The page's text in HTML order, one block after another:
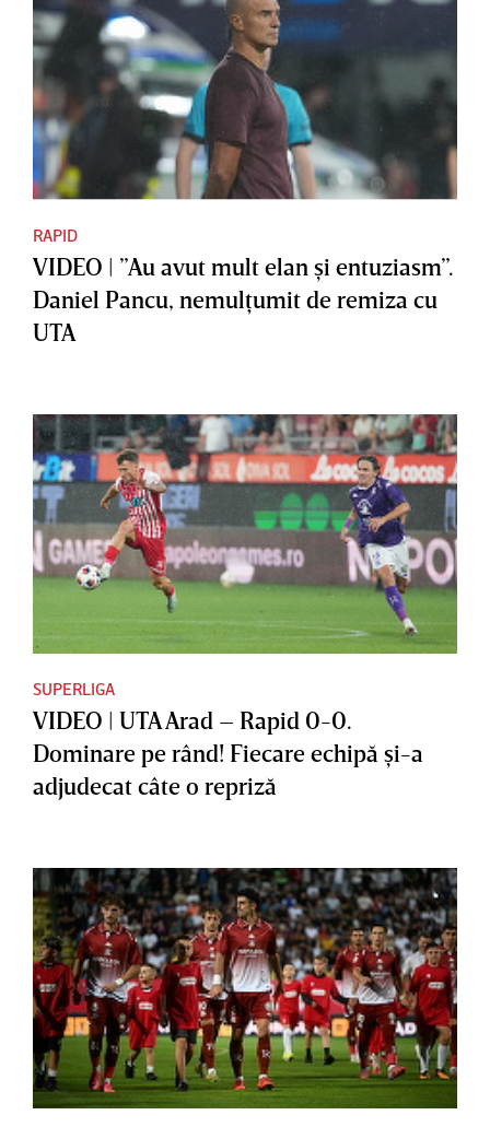
RAPID
VIDEO | ”Au avut mult elan şi entuziasm”.
Daniel Pancu, nemulţumit de remiza cu
UTA
SUPERLIGA
VIDEO | UTA Arad – Rapid 0-0.
Dominare pe rând! Fiecare echipă şi-a
adjudecat câte o repriză